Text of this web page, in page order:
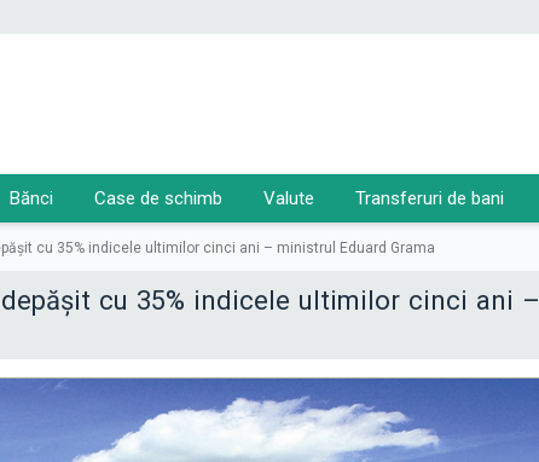
Bănci Case de schimb Valute Transferuri de bani
cu 35% indicele ultimilor cinci ani – ministrul Eduard Grama
cu 35% indicele ultimilor cinci ani –